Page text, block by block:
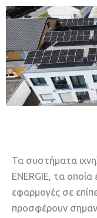
Τα συστήματα
ENERGIE, τα οποία
εφαρμογές σε
προσφέρουν